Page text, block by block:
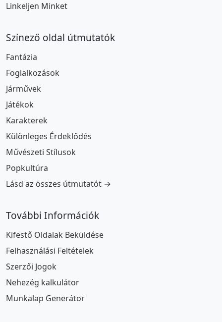
Linkeljen Minket
Színező oldal útmutatók
Fantázia
Foglalkozások
Járművek
Játékok
Karakterek
Különleges Érdeklődés
Művészeti Stílusok
Popkultúra
Lásd az összes útmutatót →
További Információk
Kifestő Oldalak Beküldése
Felhasználási Feltételek
Szerzői Jogok
Nehezég kalkulátor
Munkalap Generátor